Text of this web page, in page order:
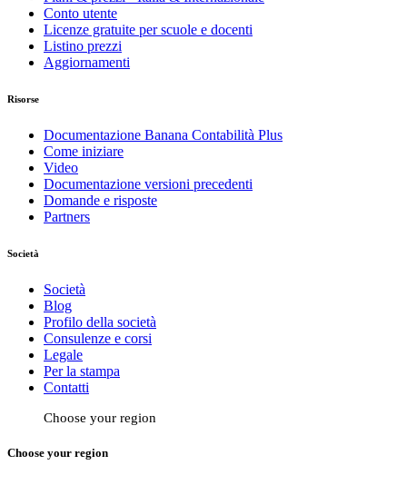
Conto utente
Licenze gratuite per scuole e docenti
Listino prezzi
Aggiornamenti
Risorse
Documentazione Banana Contabilità Plus
Come iniziare
Video
Documentazione versioni precedenti
Domande e risposte
Partners
Società
Società
Blog
Profilo della società
Consulenze e corsi
Legale
Per la stampa
Contatti
Choose your region
Choose your region